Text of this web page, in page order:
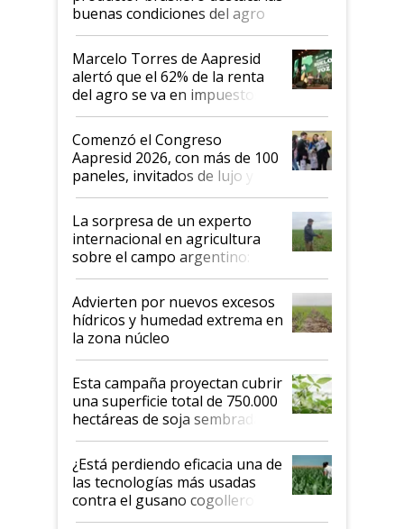
buenas condiciones del agro
argentino para invertir: "Los veo
más motivados"
Marcelo Torres de Aapresid
alertó que el 62% de la renta
del agro se va en impuestos:
"No es bueno que en
Argentina se sigan discutiendo
las mismas cosas de hace 50
años"
Comenzó el Congreso
Aapresid 2026, con más de 100
paneles, invitados de lujo y
todas las tendencias
La sorpresa de un experto
internacional en agricultura
sobre el campo argentino:
"Estoy muy impresionado"
Advierten por nuevos excesos
hídricos y humedad extrema en
la zona núcleo
Esta campaña proyectan cubrir
una superficie total de 750.000
hectáreas de soja sembradas
con una nueva generación de
variedades que marcan un
salto tecnológico en genética y
rendimiento
¿Está perdiendo eficacia una de
las tecnologías más usadas
contra el gusano cogollero? El
desafío de una tecnología clave